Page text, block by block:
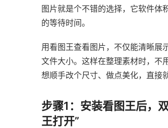
图片就是个不错的选择，它软件体
的等待时间。
用看图王查看图片，不仅能清晰展
文件大小。这样在整理素材时，不
想顺手改个尺寸、做点美化，直接
步骤1：安装看图王后，
王打开”